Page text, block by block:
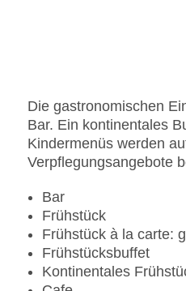
Die gastronomischen
Bar. Ein kontinentales
Kindermenüs werden
Verpflegungsangebote
Bar
Frühstück
Frühstück à la carte:
Frühstücksbuffet
Kontinentales